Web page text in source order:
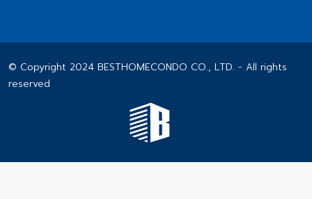
© Copyright 2024 BESTHOMECONDO CO., LTD. - All rights
reserved